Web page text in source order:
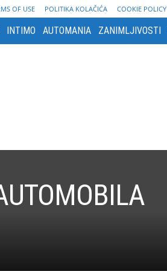
OF USE POLITIKA KOLAČIĆA COOKIE POLICY
INTIMO AUTOMANIA ZANIMLJIVOSTI